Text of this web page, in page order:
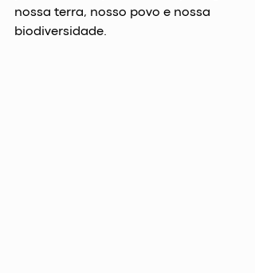
nossa terra, nosso povo e nossa
biodiversidade.